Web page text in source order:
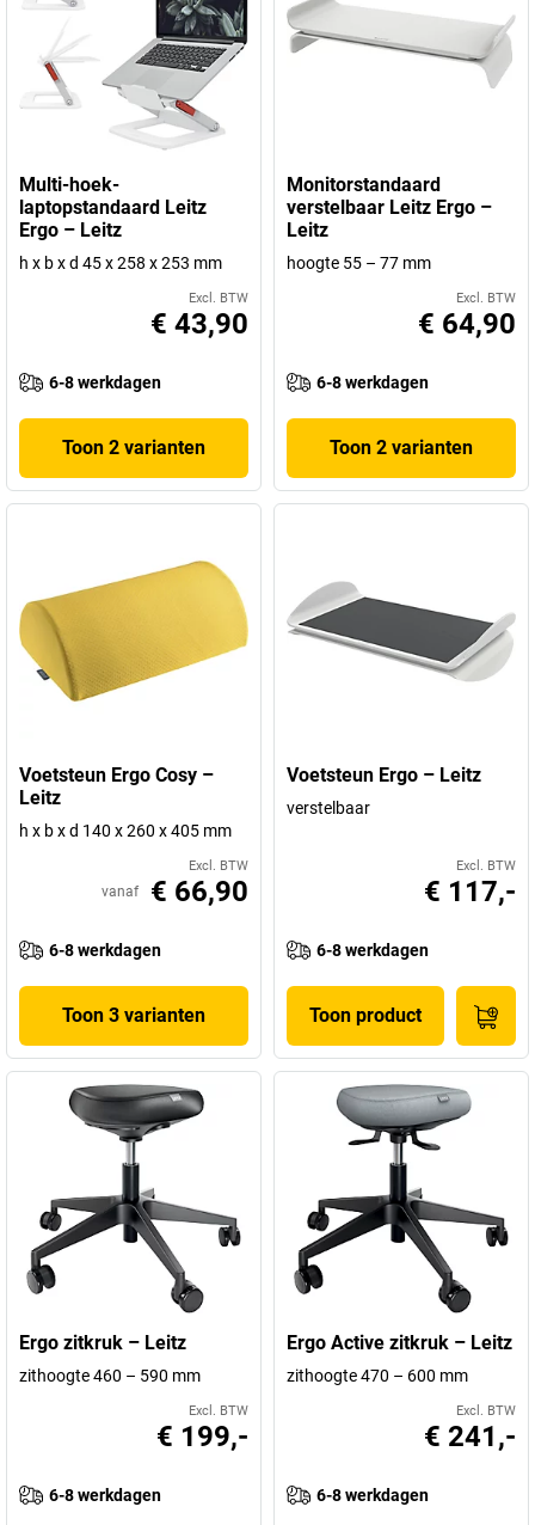
Multi-hoek-
laptopstandaard Leitz
Ergo – Leitz
h x b x d 45 x 258 x 253 mm
Excl. BTW
€ 43,90
6-8 werkdagen
Toon 2 varianten
Monitorstandaard
verstelbaar Leitz Ergo –
Leitz
hoogte 55 – 77 mm
Excl. BTW
€ 64,90
6-8 werkdagen
Toon 2 varianten
Voetsteun Ergo Cosy –
Leitz
h x b x d 140 x 260 x 405 mm
Excl. BTW
vanaf € 66,90
6-8 werkdagen
Toon 3 varianten
Voetsteun Ergo – Leitz
verstelbaar
Excl. BTW
€ 117,-
6-8 werkdagen
Toon product
Ergo zitkruk – Leitz
zithoogte 460 – 590 mm
Excl. BTW
€ 199,-
6-8 werkdagen
Ergo Active zitkruk – Leitz
zithoogte 470 – 600 mm
Excl. BTW
€ 241,-
6-8 werkdagen